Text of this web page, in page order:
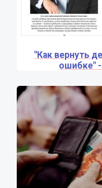
"Как вернуть
ошибке"